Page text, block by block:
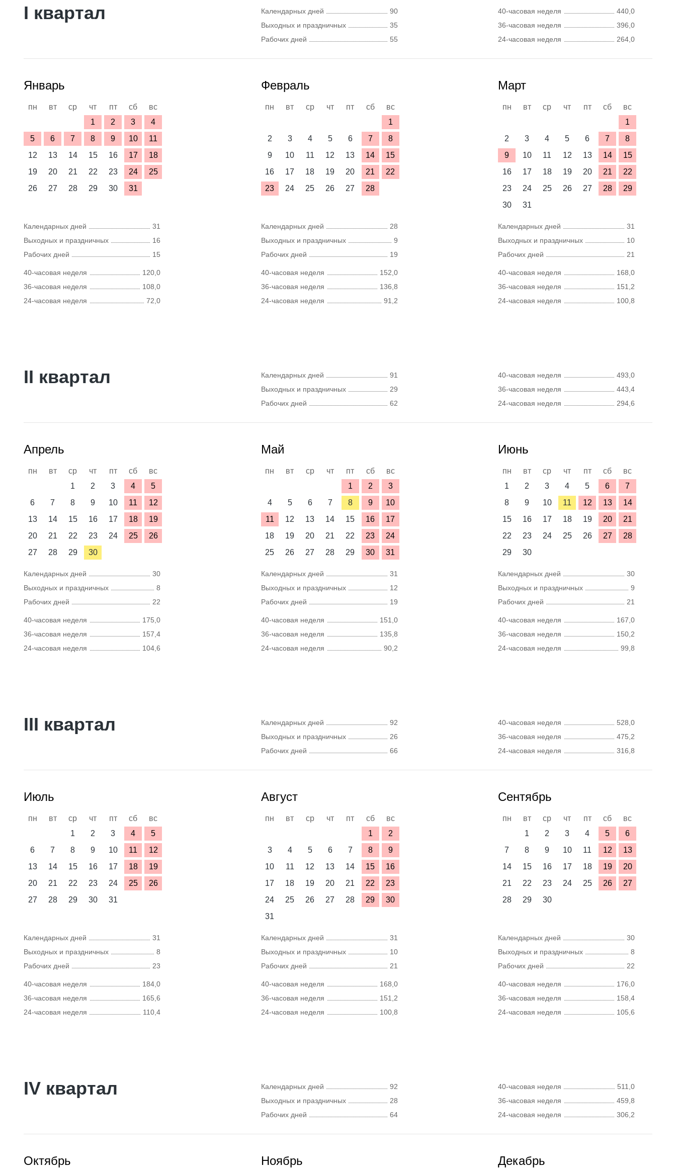
I квартал Календарных дней
90
Выходных и праздничных
35
Рабочих дней
55
40-часовая неделя
440,0
36-часовая неделя
396,0
24-часовая неделя
264,0
Январь
пн вт ср чт пт сб
вс
1
2 3
4
5
6 7 8 9 10
11
12
13 14 15 16 17
18
19
20 21 22 23 24
25
26
27 28 29 30 31
Календарных дней
31
Выходных и праздничных
16
Рабочих дней
15
40-часовая неделя
120,0
36-часовая неделя
108,0
24-часовая неделя
72,0
Февраль
пн вт ср чт пт сб
вс
1
2
3 4 5 6 7
8
9
10 11 12 13 14
15
16
17 18 19 20 21
22
23
24 25 26 27 28
Календарных дней
28
Выходных и праздничных
9
Рабочих дней
19
40-часовая неделя
152,0
36-часовая неделя
136,8
24-часовая неделя
91,2
Март
пн вт ср чт пт сб
вс
1
2
3 4 5 6 7
8
9
10 11 12 13 14
15
16
17 18 19 20 21
22
23
24 25 26 27 28
29
30
31
Календарных дней
31
Выходных и праздничных
10
Рабочих дней
21
40-часовая неделя
168,0
36-часовая неделя
151,2
24-часовая неделя
100,8
II квартал Календарных дней
91
Выходных и праздничных
29
Рабочих дней
62
40-часовая неделя
493,0
36-часовая неделя
443,4
24-часовая неделя
294,6
Апрель
пн вт ср чт пт сб
вс
1
2 3 4
5
6
7 8 9 10 11
12
13
14 15 16 17 18
19
20
21 22 23 24 25
26
27
28 29 30
Календарных дней
30
Выходных и праздничных
8
Рабочих дней
22
40-часовая неделя
175,0
36-часовая неделя
157,4
24-часовая неделя
104,6
Май
пн вт ср чт пт сб
вс
1
2
3
4
5 6 7 8 9
10
11
12 13 14 15 16
17
18
19 20 21 22 23
24
25
26 27 28 29 30 31
Календарных дней
31
Выходных и праздничных
12
Рабочих дней
19
40-часовая неделя
151,0
36-часовая неделя
135,8
24-часовая неделя
90,2
Июнь
пн вт ср чт пт сб
вс
1
2 3 4 5 6
7
8
9 10 11 12 13
14
15
16 17 18 19 20
21
22
23 24 25 26 27
28
29
30
Календарных дней
30
Выходных и праздничных
9
Рабочих дней
21
40-часовая неделя
167,0
36-часовая неделя
150,2
24-часовая неделя
99,8
III квартал Календарных дней
92
Выходных и праздничных
26
Рабочих дней
66
40-часовая неделя
528,0
36-часовая неделя
475,2
24-часовая неделя
316,8
Июль
пн вт ср чт пт сб
вс
1
2 3 4
5
6
7 8 9 10 11
12
13
14 15 16 17 18
19
20
21 22 23 24 25
26
27
28 29 30 31
Календарных дней
31
Выходных и праздничных
8
Рабочих дней
23
40-часовая неделя
184,0
36-часовая неделя
165,6
24-часовая неделя
110,4
Август
пн вт ср чт пт сб
вс
1
2
3
4 5 6 7 8
9
10
11 12 13 14 15
16
17
18 19 20 21 22
23
24
25 26 27 28 29
30
31
Календарных дней
31
Выходных и праздничных
10
Рабочих дней
21
40-часовая неделя
168,0
36-часовая неделя
151,2
24-часовая неделя
100,8
Сентябрь
пн вт ср чт пт сб
вс
1
2 3 4 5
6
7
8 9 10 11 12
13
14
15 16 17 18 19
20
21
22 23 24 25 26
27
28
29 30
Календарных дней
30
Выходных и праздничных
8
Рабочих дней
22
40-часовая неделя
176,0
36-часовая неделя
158,4
24-часовая неделя
105,6
IV квартал Календарных дней
92
Выходных и праздничных
28
Рабочих дней
64
40-часовая неделя
511,0
36-часовая неделя
459,8
24-часовая неделя
306,2
Октябрь Ноябрь Декабрь